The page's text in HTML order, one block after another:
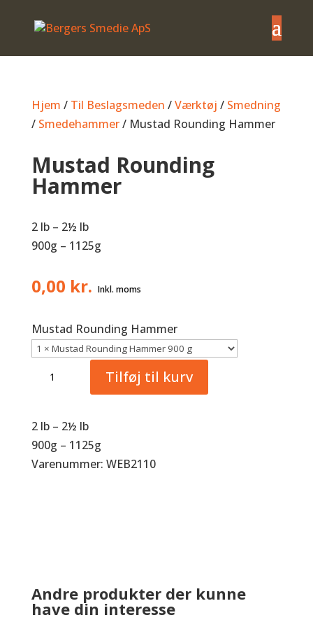
Hjem / Til Beslagsmeden /Værktøj / Smedning
/ Smedehammer/ Mustad Rounding Hammer
Mustad Rounding
Hammer
2 lb – 2½ lb
900g – 1125g
0,00 kr.
Mustad Rounding Hammer
Rounding
antal
Tilføj til kurv
2 lb – 2½ lb
900g – 1125g
Varenummer: WEB2110
Andre produkter der kunne
have din interesse